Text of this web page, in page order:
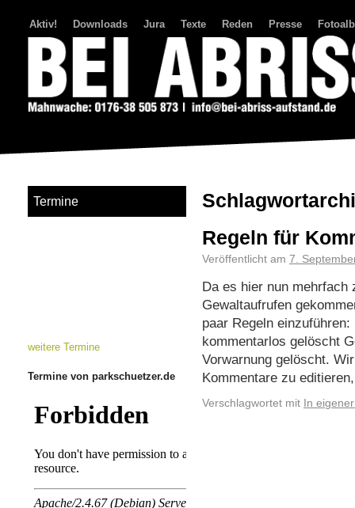
Aktiv! Downloads Jura Texte Reden Presse
Regeln für
Veröffentlicht am 7.
Da es hier nun mehrfach
Gewaltaufrufen
paar Regeln
kommentarlos gelöscht
Vorwarnung gelöscht.
Kommentare zu
Verschlagwortet mit In
Termine
weitere Termine
Termine von parkschuetzer.de